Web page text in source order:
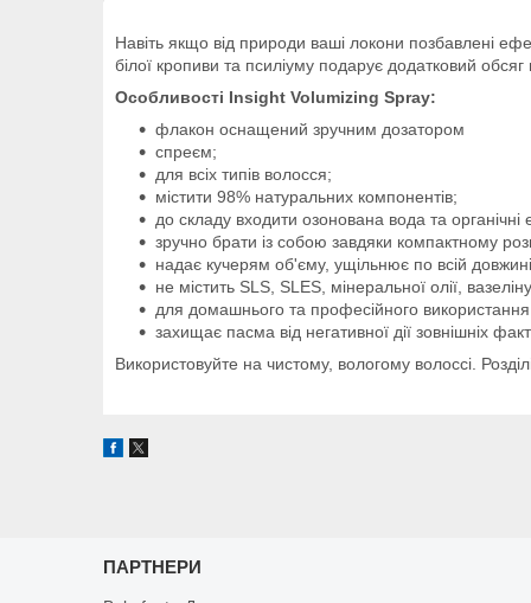
Навіть якщо від природи ваші локони позбавлені
білої кропиви та псиліуму подарує додатковий
Особливості Insight Volumizing Spray:
флакон оснащений зручним дозатором
спреєм;
для всіх типів волосся;
містити 98% натуральних компонентів;
до складу входити озонована вода та органічні
зручно брати із собою завдяки компактному
надає кучерям об'єму, ущільнює по всій
не містить SLS, SLES, мінеральної олії,
для домашнього та професійного
захищає пасма від негативної дії зовнішніх
Використовуйте на чистому, вологому волоссі.
ПАРТНЕРИ